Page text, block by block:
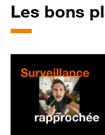
Les bons